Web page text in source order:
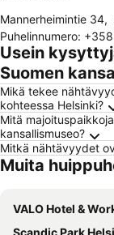
Mannerheimintie 34,
Puhelinnumero:
Usein
Suomen
Mikä tekee
kohteessa Helsinki?
Mitä
kansallismuseo?
Mitkä nähtävyydet
Muita
VALO Hotel &
Scandic Park